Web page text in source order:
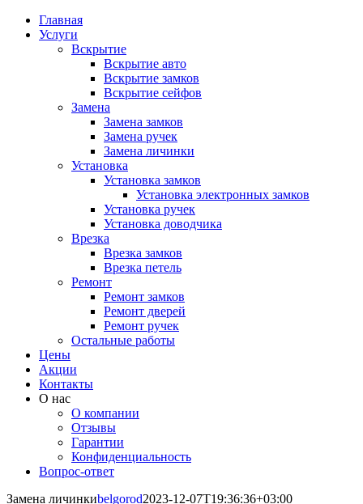
Главная
Услуги
Вскрытие
Вскрытие авто
Вскрытие замков
Вскрытие сейфов
Замена
Замена замков
Замена ручек
Замена личинки
Установка
Установка замков
Установка электронных замков
Установка ручек
Установка доводчика
Врезка
Врезка замков
Врезка петель
Ремонт
Ремонт замков
Ремонт дверей
Ремонт ручек
Остальные работы
Цены
Акции
Контакты
О нас
О компании
Отзывы
Гарантии
Конфиденциальность
Вопрос-ответ
Замена личинкиbelgorod2023-12-07T19:36:36+03:00